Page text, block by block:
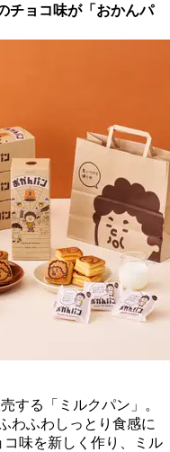
チョコ味が「おかんパ
する「ミルクパン」。
わふわしっとり食感に
味を新しく作り、ミル